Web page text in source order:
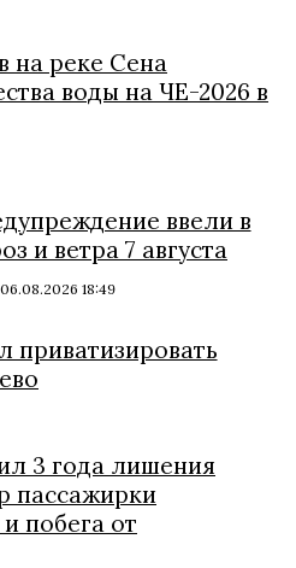
на реке Сена
воды на ЧЕ-2026 в
ввели в
и ветра 7 августа
06.08.2026 18:49
приватизировать
3 года лишения
пассажирки
побега от